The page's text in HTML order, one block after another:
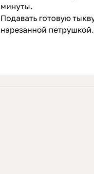
минуты.
Подавать готовую
нарезанной петрушкой.